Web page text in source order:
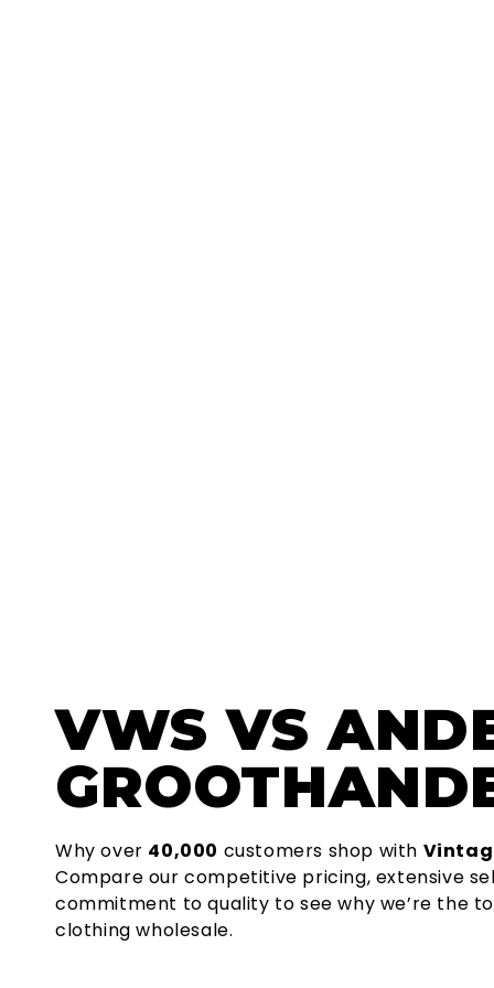
VWSVS
Why over 40,000 customers shop with
Compare our competitive pricing, extensive
commitment to quality to see why we’re the
clothing wholesale.